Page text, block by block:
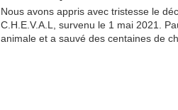
Nous avons appris avec tristesse le
C.H.E.V.A.L, survenu le 1 mai 2021.
animale et a sauvé des centaines de